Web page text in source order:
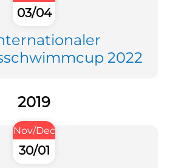
03/04
2022
2019
Nov/Dec
30/01